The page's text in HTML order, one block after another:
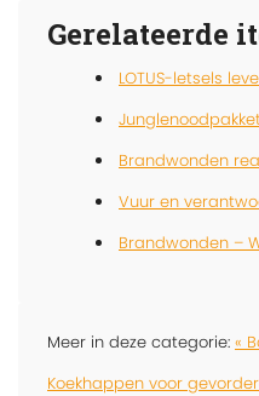
Gerelateerde
LOTUS-letsels
Brandwonden
Vuur en
Brandwonden –
Meer in deze categorie: «
Koekhappen voor